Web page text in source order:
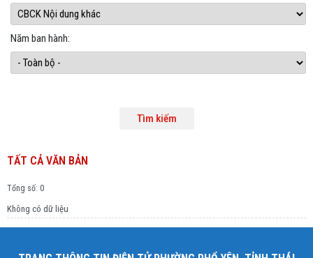
Năm ban hành:
TẤT CẢ VĂN BẢN
Tổng số: 0
Không có dữ liệu